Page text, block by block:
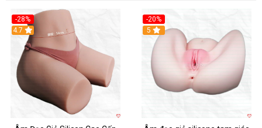
-28%
4.7
-20%
Hot
5